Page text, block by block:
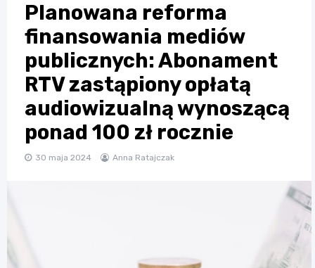
Planowana reforma
finansowania mediów
publicznych: Abonament
RTV zastąpiony opłatą
audiowizualną wynoszącą
ponad 100 zł rocznie
30 maja 2024 Anna Ratajczak